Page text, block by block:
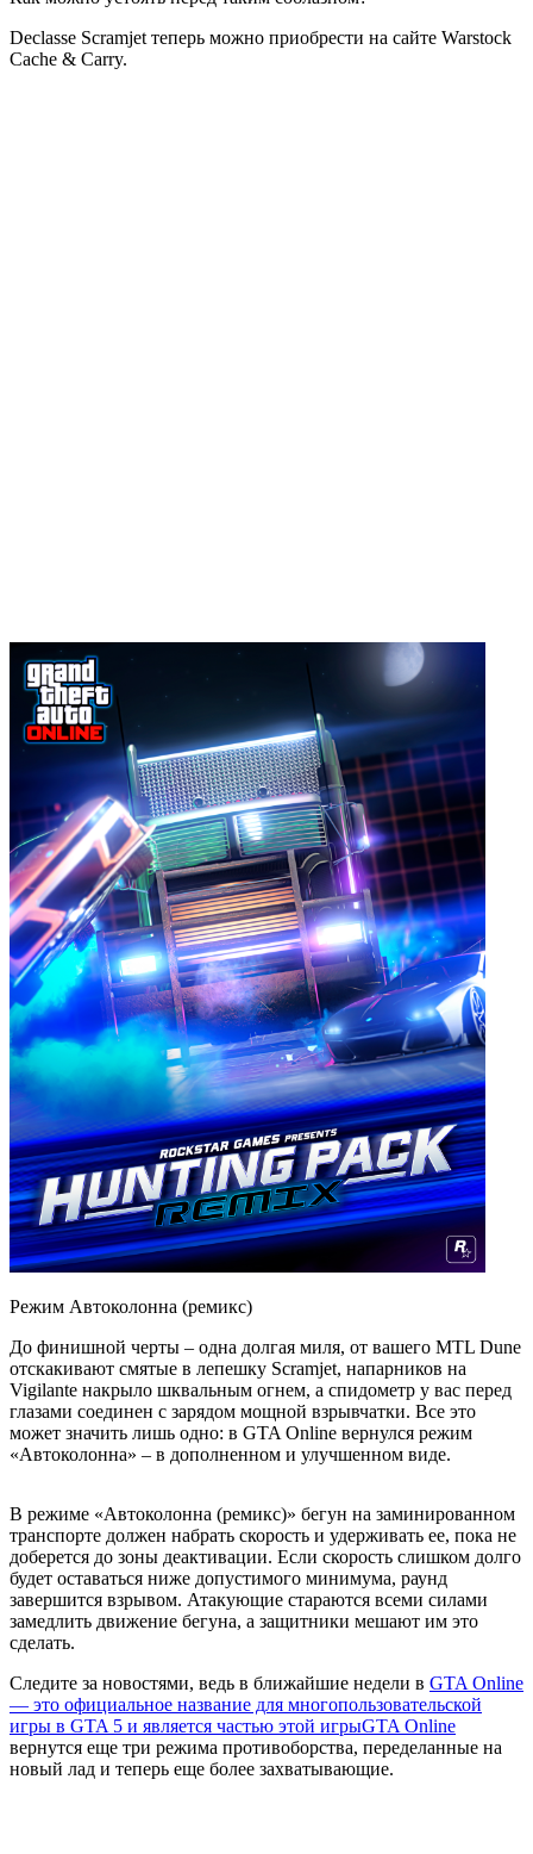
Declasse Scramjet теперь можно приобрести на сайте Warstock
Cache & Carry.
Режим Автоколонна (ремикс)
До финишной черты – одна долгая миля, от вашего MTL Dune
отскакивают смятые в лепешку Scramjet, напарников на
Vigilante накрыло шквальным огнем, а спидометр у вас перед
глазами соединен с зарядом мощной взрывчатки. Все это
может значить лишь одно: в GTA Online вернулся режим
«Автоколонна» – в дополненном и улучшенном виде.
В режиме «Автоколонна (ремикс)» бегун на заминированном
транспорте должен набрать скорость и удерживать ее, пока не
доберется до зоны деактивации. Если скорость слишком долго
будет оставаться ниже допустимого минимума, раунд
завершится взрывом. Атакующие стараются всеми силами
замедлить движение бегуна, а защитники мешают им это
сделать.
Следите за новостями, ведь в ближайшие недели в GTA Online
— это официальное название для многопользовательской
игры в GTA 5 и является частью этой игрыGTA Online
вернутся еще три режима противоборства, переделанные на
новый лад и теперь еще более захватывающие.